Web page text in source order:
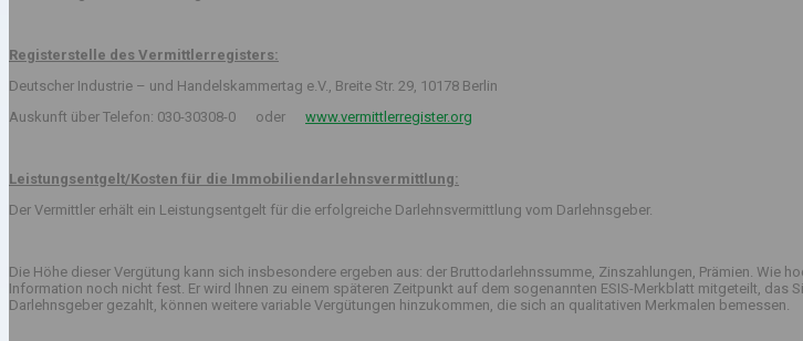
Registerstelle des Vermittlerregisters:
Deutscher Industrie – und Handelskammertag e.V., Breite Str. 29, 10178 Berlin
Auskunft über Telefon: 030-30308-0 oder www.vermittlerregister.org
Leistungsentgelt/Kosten für die Immobiliendarlehnsvermittlung:
Der Vermittler erhält ein Leistungsentgelt für die erfolgreiche Darlehnsvermittlung vom Darlehnsgeber.
Die Höhe dieser Vergütung kann sich insbesondere ergeben aus: der Bruttodarlehnssumme, Zinszahlungen, Prämien.
Information noch nicht fest. Er wird Ihnen zu einem späteren Zeitpunkt auf dem sogenannten ESIS-Merkblatt mitgeteilt,
Darlehnsgeber gezahlt, können weitere variable Vergütungen hinzukommen, die sich an qualitativen Merkmalen bemessen.